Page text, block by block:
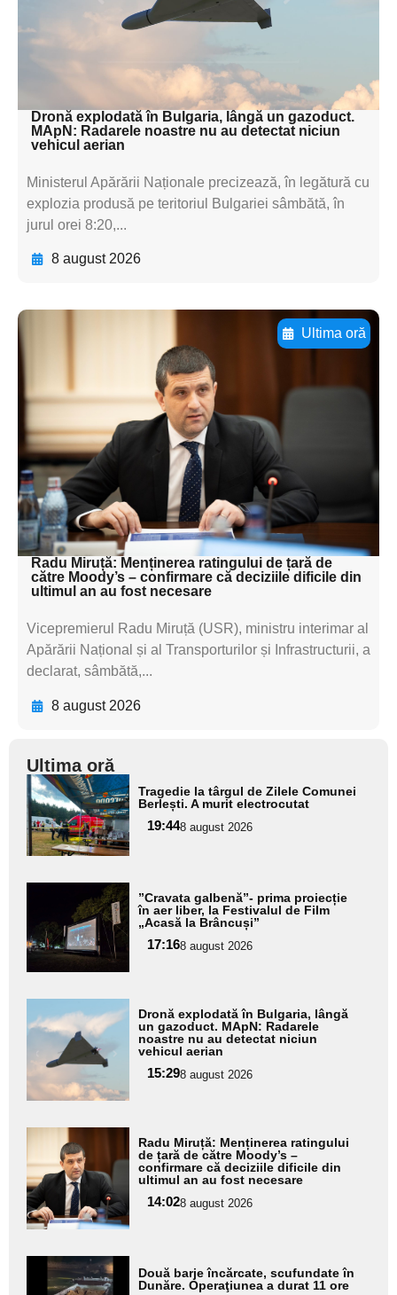
textul pentru
subtitluAdaugă aici
textul pentru subti
Dronă explodată în Bulgaria, lângă un gazoduct.
MApN: Radarele noastre nu au detectat niciun
vehicul aerian
Ministerul Apărării Naționale precizează, în legătură cu
explozia produsă pe teritoriul Bulgariei sâmbătă, în
jurul orei 8:20,...
8 august 2026
Ultima oră
Adaugă aici textul pentru
subtitluAdaugă aici
textul pentru
subtitluAdaugă aici
textul pentru
subtitluAdaugă aici
textul pentru subti
Radu Miruță: Menținerea ratingului de țară de
către Moody’s – confirmare că deciziile dificile din
ultimul an au fost necesare
Vicepremierul Radu Miruță (USR), ministru interimar al
Apărării Național și al Transporturilor și Infrastructurii, a
declarat, sâmbătă,...
8 august 2026
Ultima oră
Adaugă
aici textul
pentru
subtitlu
Tragedie la târgul de Zilele Comunei
Berlești. A murit electrocutat
19:448 august 2026
Adaugă
aici textul
pentru
subtitlu
”Cravata galbenă”- prima proiecție
în aer liber, la Festivalul de Film
„Acasă la Brâncuși”
17:168 august 2026
Adaugă
aici textul
pentru
subtitlu
Dronă explodată în Bulgaria, lângă
un gazoduct. MApN: Radarele
noastre nu au detectat niciun
vehicul aerian
15:298 august 2026
Adaugă
aici textul
pentru
subtitlu
Radu Miruță: Menținerea ratingului
de țară de către Moody’s –
confirmare că deciziile dificile din
ultimul an au fost necesare
14:028 august 2026
Adaugă
aici textul
Două barje încărcate, scufundate în
Dunăre. Operaţiunea a durat 11 ore